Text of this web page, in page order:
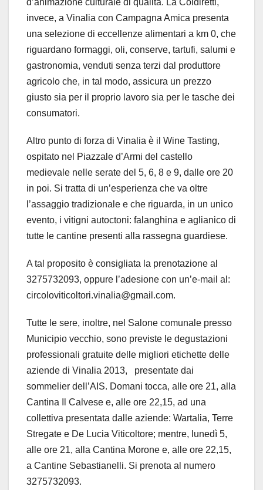
d’animazione culturale di qualità. La Coldiretti,
invece, a Vinalia con Campagna Amica presenta
una selezione di eccellenze alimentari a km 0, che
riguardano formaggi, oli, conserve, tartufi, salumi e
gastronomia, venduti senza terzi dal produttore
agricolo che, in tal modo, assicura un prezzo
giusto sia per il proprio lavoro sia per le tasche dei
consumatori.
Altro punto di forza di Vinalia è il Wine Tasting,
ospitato nel Piazzale d’Armi del castello
medievale nelle serate del 5, 6, 8 e 9, dalle ore 20
in poi. Si tratta di un’esperienza che va oltre
l’assaggio tradizionale e che riguarda, in un unico
evento, i vitigni autoctoni: falanghina e aglianico di
tutte le cantine presenti alla rassegna guardiese.
A tal proposito è consigliata la prenotazione al
3275732093, oppure l’adesione con un’e-mail al:
circoloviticoltori.vinalia@gmail.com.
Tutte le sere, inoltre, nel Salone comunale presso
Municipio vecchio, sono previste le degustazioni
professionali gratuite delle migliori etichette delle
aziende di Vinalia 2013, presentate dai
sommelier dell’AIS. Domani tocca, alle ore 21, alla
Cantina Il Calvese e, alle ore 22,15, ad una
collettiva presentata dalle aziende: Wartalia, Terre
Stregate e De Lucia Viticoltore; mentre, lunedì 5,
alle ore 21, alla Cantina Morone e, alle ore 22,15,
a Cantine Sebastianelli. Si prenota al numero
3275732093.